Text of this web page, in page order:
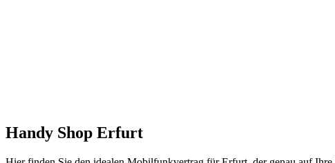
Handy Shop Erfurt